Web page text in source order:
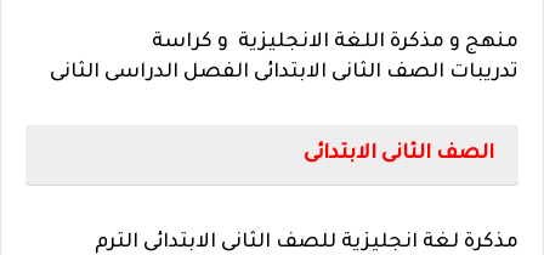
منهج و مذكرة اللغة الانجليزية و كراسة
تدريبات الصف الثانى الابتدائى الفصل الدراسى الثانى
الصف الثانى الابتدائى
مذكرة لغة انجليزية للصف الثانى الابتدائى الترم